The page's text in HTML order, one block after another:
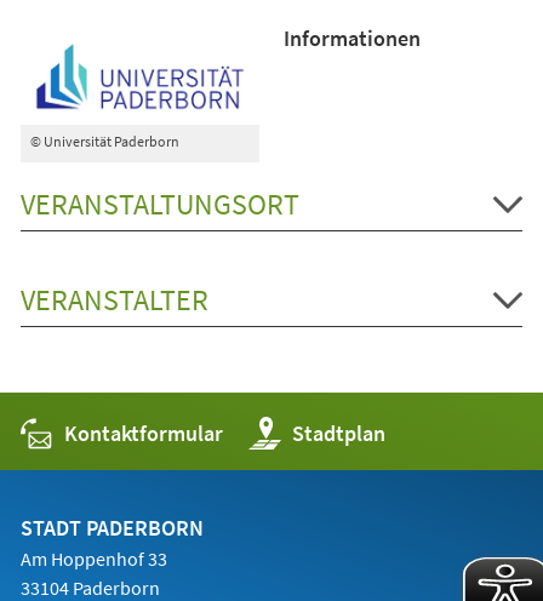
© Universität Paderborn
Informationen
VERANSTALTUNGSORT
VERANSTALTER
Kontaktformular Stadtplan
(Öffnet
in
einem
STADT PADERBORN
Am Hoppenhof 33
33104 Paderborn